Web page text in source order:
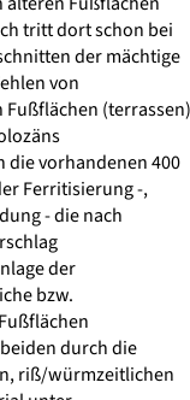
tritt dort schon bei
der mächtige
von
(terrassen)
die vorhandenen 400
Ferritisierung -,
- die nach
der
bzw.
durch die
riß/würmzeitlichen